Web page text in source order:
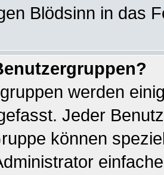
Blödsinn in das
werden
Jeder
können